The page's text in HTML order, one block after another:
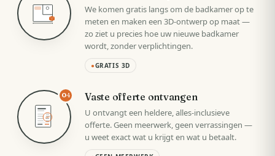
We komen gratis langs om de badkamer op te
meten en maken een 3D-ontwerp op maat —
zo ziet u precies hoe uw nieuwe badkamer
wordt, zonder verplichtingen.
●GRATIS 3D
VAST
04 Vaste offerte ontvangen
U ontvangt een heldere, alles-inclusieve
offerte. Geen meerwerk, geen verrassingen —
u weet exact wat u krijgt en wat u betaalt.